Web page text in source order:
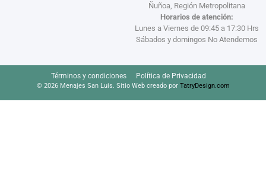
Ñuñoa, Región Metropolitana
Horarios de atención:
Lunes a Viernes de 09:45 a 17:30 Hrs
Sábados y domingos No Atendemos
Términos y condiciones Política de Privacidad
© 2026 Menajes San Luis. Sitio Web creado por TatryDesign.com